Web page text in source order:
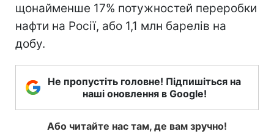
щонайменше 17% потужностей переробки
нафти на Росії, або 1,1 млн барелів на
добу.
Не пропустіть головне! Підпишіться на
наші оновлення в Google!
Або читайте нас там, де вам зручно!